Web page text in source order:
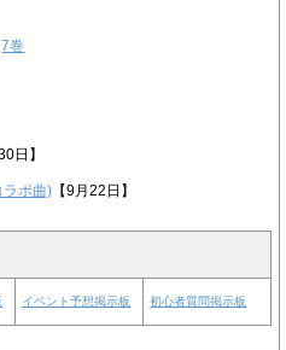
7巻
日】
ラボ曲) 【9月22日】
イベント予想掲示板 初心者質問掲示板